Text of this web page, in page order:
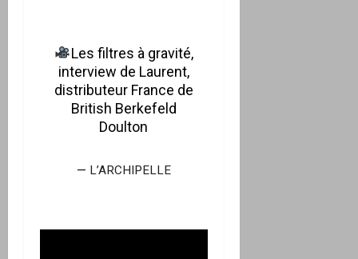
Les filtres à gravité,
interview de Laurent,
distributeur France de
British Berkefeld
Doulton
— L’ARCHIPELLE